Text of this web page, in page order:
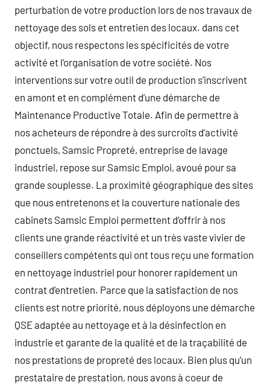
perturbation de votre production lors de nos travaux de
nettoyage des sols et entretien des locaux. dans cet
objectif, nous respectons les spécificités de votre
activité et l’organisation de votre société. Nos
interventions sur votre outil de production s’inscrivent
en amont et en complément d’une démarche de
Maintenance Productive Totale. Afin de permettre à
nos acheteurs de répondre à des surcroîts d’activité
ponctuels, Samsic Propreté, entreprise de lavage
industriel, repose sur Samsic Emploi, avoué pour sa
grande souplesse. La proximité géographique des sites
que nous entretenons et la couverture nationale des
cabinets Samsic Emploi permettent d’offrir à nos
clients une grande réactivité et un très vaste vivier de
conseillers compétents qui ont tous reçu une formation
en nettoyage industriel pour honorer rapidement un
contrat d’entretien. Parce que la satisfaction de nos
clients est notre priorité, nous déployons une démarche
QSE adaptée au nettoyage et à la désinfection en
industrie et garante de la qualité et de la traçabilité de
nos prestations de propreté des locaux. Bien plus qu’un
prestataire de prestation, nous avons à coeur de